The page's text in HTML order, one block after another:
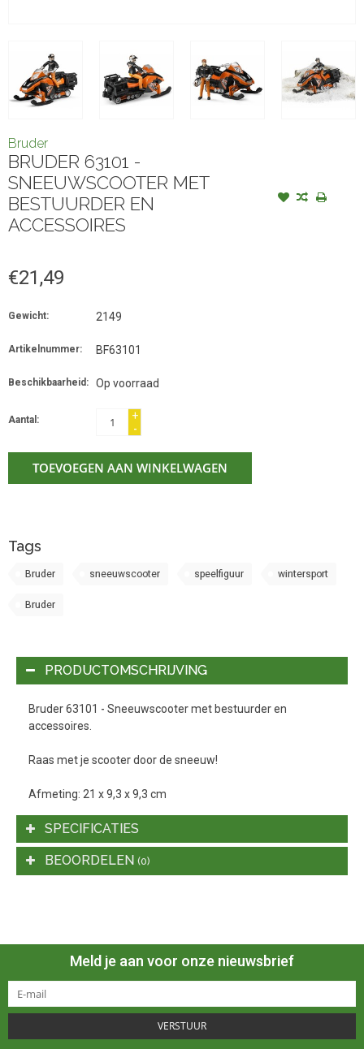
Bruder
BRUDER 63101 -
SNEEUWSCOOTER MET
BESTUURDER EN
ACCESSOIRES
€21,49
Gewicht: 2149
Artikelnummer: BF63101
Beschikbaarheid: Op voorraad
Aantal:
+
-
TOEVOEGEN AAN WINKELWAGEN
Tags
Bruder sneeuwscooter speelfiguur wintersport
Bruder
PRODUCTOMSCHRIJVING
Bruder 63101 - Sneeuwscooter met bestuurder en
accessoires.
Raas met je scooter door de sneeuw!
Afmeting: 21 x 9,3 x 9,3 cm
SPECIFICATIES
BEOORDELEN (0)
Meld je aan voor onze nieuwsbrief
VERSTUUR